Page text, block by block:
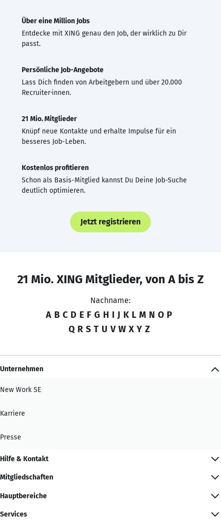
Über eine Million Jobs
Entdecke mit XING genau den Job, der wirklich zu Dir
passt.
Persönliche Job-Angebote
Lass Dich finden von Arbeitgebern und über 20.000
Recruiter·innen.
21 Mio. Mitglieder
Knüpf neue Kontakte und erhalte Impulse für ein
besseres Job-Leben.
Kostenlos profitieren
Schon als Basis-Mitglied kannst Du Deine Job-Suche
deutlich optimieren.
Jetzt registrieren
21 Mio. XING Mitglieder, von A bis Z
Nachname:
A B C D E F G H I J K L M N O P
Q R S T U V W X Y Z
Unternehmen
New Work SE
Karriere
Presse
Hilfe & Kontakt
Mitgliedschaften
Hauptbereiche
Services